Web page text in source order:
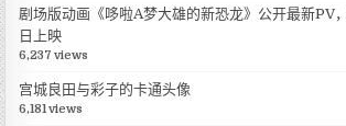
剧场版动画《哆啦A梦大雄的新恐龙》公开最新PV
日上映
6,237 views
宫城良田与彩子的卡通头像
6,181 views